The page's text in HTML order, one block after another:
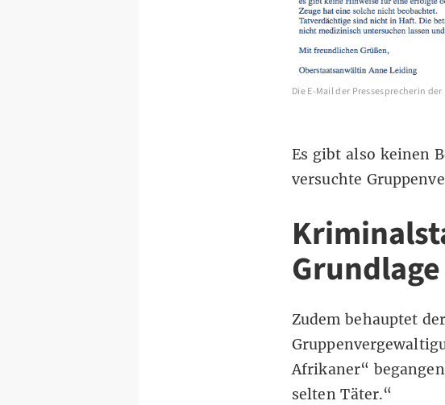
Die E-Mail der Pressesprecherin
Es gibt also keinen
versuchte
Zudem behauptet
Afrikaner“
selten Täter.“